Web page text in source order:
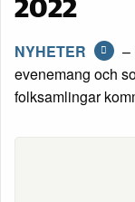
2022
NYHETER
–
evenemang och
folksamlingar